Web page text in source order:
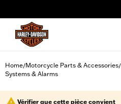
Home/Motorcycle Parts & Accessories/
Systems & Alarms
Vérifier que cette pièce convient